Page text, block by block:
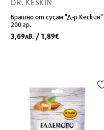
Брашно от сусам "Д-р Кескин"
200 гр.
3,69лв. / 1,89€